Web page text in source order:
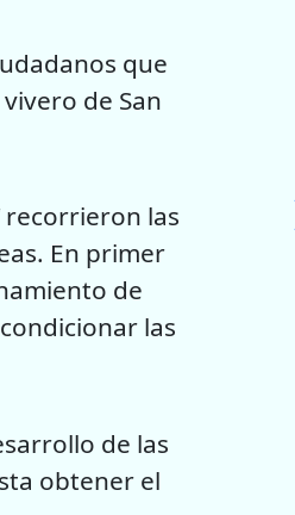
que
de San
recorrieron las
En primer
de
las
de las
obtener el